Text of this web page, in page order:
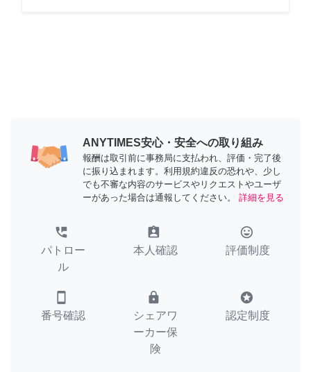
ANYTIMES安心・安全への取り組み
報酬は取引前に事務局に支払われ、評価・完了後
に振り込まれます。利用規約違反の恐れや、少し
でも不審な内容のサービスやリクエストやユーザ
ーがあった場合は通報してください。
詳細を見る
perm_phone_msg
パトロー
ル
assignment_ind
本人確認
tag_faces
評価制度
smartphone
番号確認
lock
シェアワ
ーカー保
険
stars
認定制度